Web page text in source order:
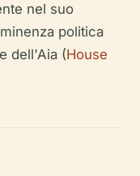
nel suo
politica
dell'Aia (House